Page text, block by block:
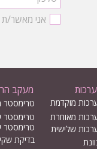
אני מאשר/
מעקב
טרימסטר
טרימסטר
טרימסטר
בדיקת
מוקדמת
מאוחרת
שלישית